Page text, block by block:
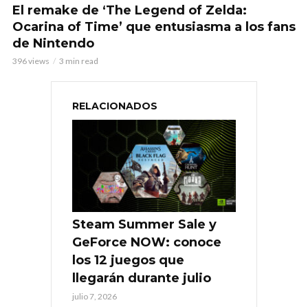
El remake de ‘The Legend of Zelda:
Ocarina of Time’ que entusiasma a los fans
de Nintendo
396 views 3 min read
RELACIONADOS
Steam Summer Sale y
GeForce NOW: conoce
los 12 juegos que
llegarán durante julio
julio 7, 2026